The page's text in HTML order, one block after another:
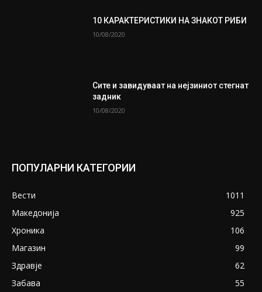
10 КАРАКТЕРИСТИКИ НА ЗНАКОТ РИБИ
10/08/2020
Сите и завидуваат на нејзиниот стегнат
задник
10/08/2020
ПОПУЛАРНИ КАТЕГОРИИ
Вести
1011
Македонија
925
Хроника
106
Магазин
99
Здравје
62
Забава
55